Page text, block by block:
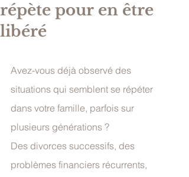
répète pour en être
libéré
Avez-vous déjà observé des
situations qui semblent se répéter
dans votre famille, parfois sur
plusieurs générations ?
Des divorces successifs, des
problèmes financiers récurrents,